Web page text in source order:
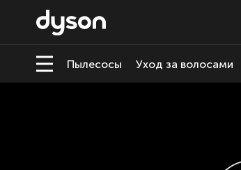
Пылесосы Уход за волосами